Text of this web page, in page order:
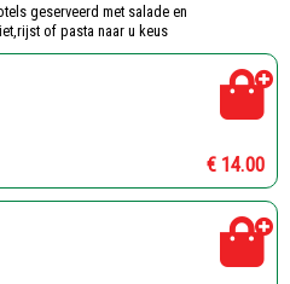
geserveerd met salade en
of pasta naar u keus
€ 14.00